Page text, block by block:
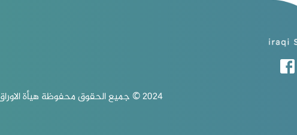
2024 © جميع الحقوق محفوظة هيأة الاوراق المالية